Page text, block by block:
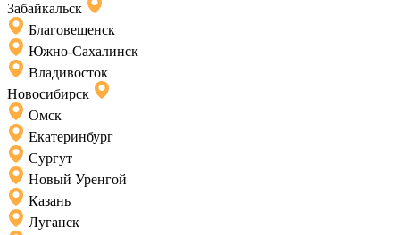
Забайкальск
Благовещенск
Южно-Сахалинск
Владивосток
Новосибирск
Омск
Екатеринбург
Сургут
Новый Уренгой
Казань
Луганск